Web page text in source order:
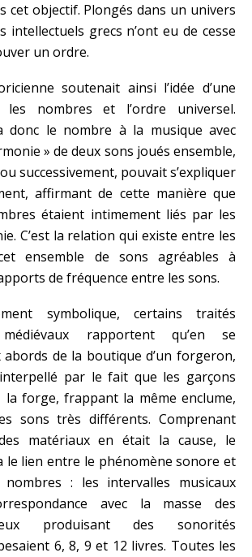
cet objectif. Plongés dans un univers
intellectuels grecs n’ont eu de cesse
un ordre.
soutenait ainsi l’idée d’une
nombres et l’ordre universel.
donc le nombre à la musique avec
» de deux sons joués ensemble,
successivement, pouvait s’expliquer
affirmant de cette manière que
étaient intimement liés par les
C’est la relation qui existe entre les
ensemble de sons agréables à
de fréquence entre les sons.
symbolique, certains traités
rapportent qu’en se
de la boutique d’un forgeron,
par le fait que les garçons
la forge, frappant la même enclume,
sons très différents. Comprenant
matériaux en était la cause, le
le lien entre le phénomène sonore et
nombres : les intervalles musicaux
avec la masse des
produisant des sonorités
6, 8, 9 et 12 livres. Toutes les